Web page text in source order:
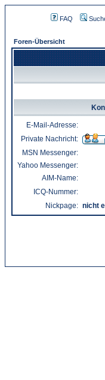
FAQ
Foren-Übersicht
E-Mail-Adresse:
Private Nachricht:
MSN Messenger:
Yahoo Messenger:
AIM-Name:
ICQ-Nummer:
Nickpage: nicht